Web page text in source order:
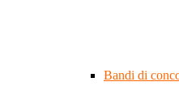
Bandi di